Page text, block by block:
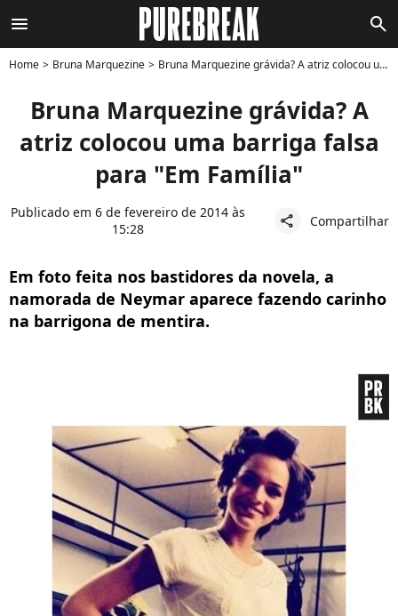
menu search
Home Bruna Marquezine Bruna Marquezine grávida? A atriz colocou uma barriga falsa para "Em Família"
Bruna Marquezine grávida? A
atriz colocou uma barriga falsa
para "Em Família"
Publicado em 6 de fevereiro de 2014 às
15:28
share Compartilhar
Em foto feita nos bastidores da novela, a
namorada de Neymar aparece fazendo carinho
na barrigona de mentira.